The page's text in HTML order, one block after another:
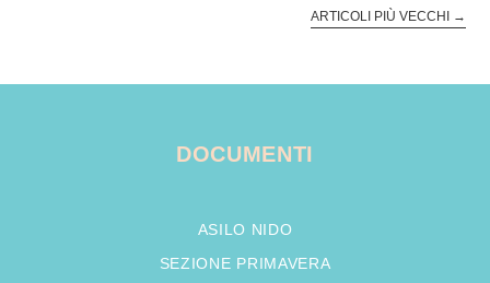
Scuola
ARTICOLI PIÙ VECCHI →
DOCUMENTI
ASILO NIDO
SEZIONE PRIMAVERA